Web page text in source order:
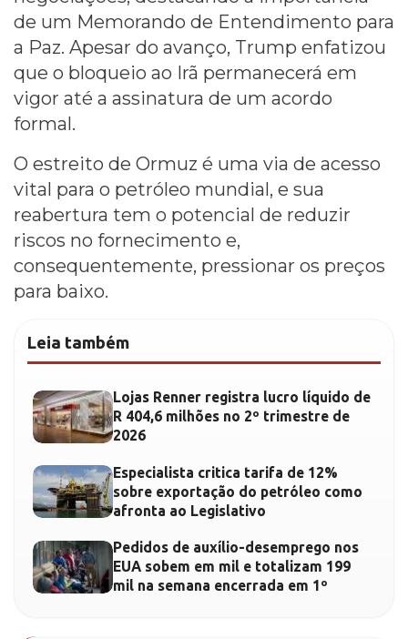
de um Memorando de Entendimento para
a Paz. Apesar do avanço, Trump enfatizou
que o bloqueio ao Irã permanecerá em
vigor até a assinatura de um acordo
formal.
O estreito de Ormuz é uma via de acesso
vital para o petróleo mundial, e sua
reabertura tem o potencial de reduzir
riscos no fornecimento e,
consequentemente, pressionar os preços
para baixo.
Leia também
Lojas Renner registra lucro líquido de
R 404,6 milhões no 2º trimestre de
2026
Especialista critica tarifa de 12%
sobre exportação do petróleo como
afronta ao Legislativo
Pedidos de auxílio-desemprego nos
EUA sobem em mil e totalizam 199
mil na semana encerrada em 1º